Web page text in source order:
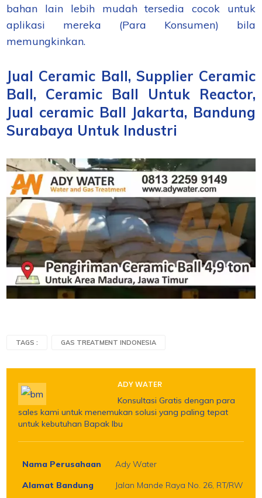
bahan lain lebih mudah tersedia
cocok untuk
aplikasi mereka (Para Konsumen)
bila
memungkinkan.
Jual Ceramic Ball, Supplier Ceramic
Ball, Ceramic Ball Untuk Reactor,
Jual ceramic Ball Jakarta, Bandung
Surabaya Untuk Industri
TAGS : GAS TREATMENT INDONESIA
ADY WATER
Konsultasi Gratis dengan para
sales kami untuk menemukan solusi yang paling tepat
untuk kebutuhan Bapak Ibu
Nama Perusahaan
Ady Water
Alamat Bandung
Jalan Mande Raya No. 26, RT/RW